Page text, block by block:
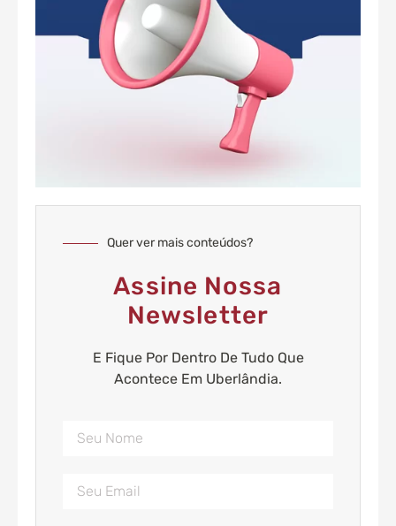
Quer ver mais conteúdos?
Assine Nossa
Newsletter
E Fique Por Dentro De Tudo Que
Acontece Em Uberlândia.